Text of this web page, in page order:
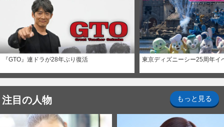
『GTO』連ドラが28年ぶり復活 東京ディズニーシー25周年イ
注目の人物 もっと見る